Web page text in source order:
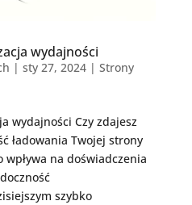
wydajności
| sty 27, 2024| Strony
wydajności Czy zdajesz
ładowania Twojej strony
na doświadczenia
szybko